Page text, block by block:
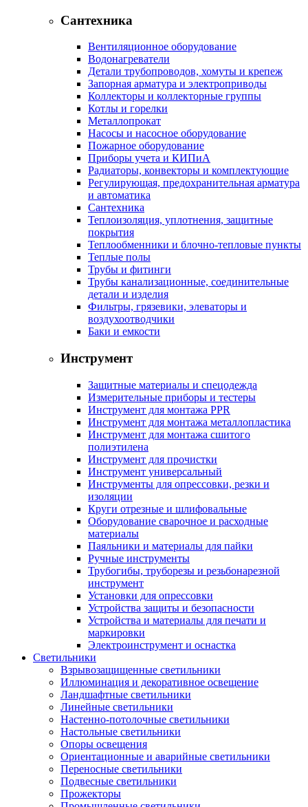
Сантехника
Вентиляционное оборудование
Водонагреватели
Детали трубопроводов, хомуты и крепеж
Запорная арматура и электроприводы
Коллекторы и коллекторные группы
Котлы и горелки
Металлопрокат
Насосы и насосное оборудование
Пожарное оборудование
Приборы учета и КИПиА
Радиаторы, конвекторы и комплектующие
Регулирующая, предохранительная арматура
и автоматика
Сантехника
Теплоизоляция, уплотнения, защитные
покрытия
Теплообменники и блочно-тепловые пункты
Теплые полы
Трубы и фитинги
Трубы канализационные, соединительные
детали и изделия
Фильтры, грязевики, элеваторы и
воздухоотводчики
Баки и емкости
Инструмент
Защитные материалы и спецодежда
Измерительные приборы и тестеры
Инструмент для монтажа PPR
Инструмент для монтажа металлопластика
Инструмент для монтажа сшитого
полиэтилена
Инструмент для прочистки
Инструмент универсальный
Инструменты для опрессовки, резки и
изоляции
Круги отрезные и шлифовальные
Оборудование сварочное и расходные
материалы
Паяльники и материалы для пайки
Ручные инструменты
Трубогибы, труборезы и резьбонарезной
инструмент
Установки для опрессовки
Устройства защиты и безопасности
Устройства и материалы для печати и
маркировки
Электроинструмент и оснастка
Светильники
Взрывозащищенные светильники
Иллюминация и декоративное освещение
Ландшафтные светильники
Линейные светильники
Настенно-потолочные светильники
Настольные светильники
Опоры освещения
Ориентационные и аварийные светильники
Переносные светильники
Подвесные светильники
Прожекторы